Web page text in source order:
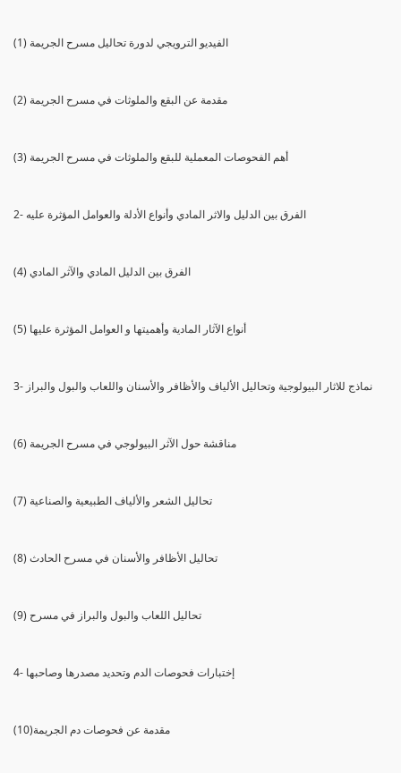
(1) الفيديو الترويجي لدورة تحاليل مسرح الجريمة
(2) مقدمة عن البقع والملوثات في مسرح الجريمة
(3) أهم الفحوصات المعملية للبقع والملوثات في مسرح الجريمة
2- الفرق بين الدليل والاثر المادي وأنواع الأدلة والعوامل المؤثرة عليه
(4) الفرق بين الدليل المادي والآثر المادي
(5) أنواع الآثار المادية وأهميتها و العوامل المؤثرة عليها
3- نماذج للاثار البيولوجية وتحاليل الألياف والأظافر والأسنان واللعاب والبول والبراز
(6) مناقشة حول الآثر البيولوجي في مسرح الجريمة
(7) تحاليل الشعر والألياف الطبيعية والصناعية
(8) تحاليل الأظافر والأسنان في مسرح الحادث
(9) تحاليل اللعاب والبول والبراز في مسرح
4- إختبارات فحوصات الدم وتحديد مصدرها وصاحبها
(10)مقدمة عن فحوصات دم الجريمة